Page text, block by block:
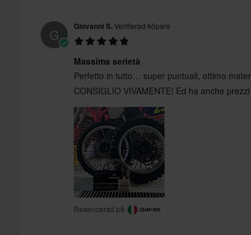
G Giovanni S.Verifierad köpare
Massima serietà
Perfetto in tutto… super puntuali, ottimo
CONSIGLIO VIVAMENTE! Ed ha anche
Resencerad på